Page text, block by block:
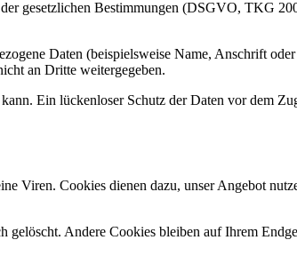
gesetzlichen Bestimmungen (DSGVO, TKG
Daten (beispielsweise Name, Anschrift
an Dritte weitergegeben.
Ein lückenloser Schutz der Daten vor dem
Viren. Cookies dienen dazu, unser Angebot
gelöscht. Andere Cookies bleiben auf Ihrem